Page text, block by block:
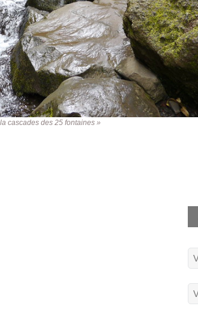
cascades des 25 fontaines »